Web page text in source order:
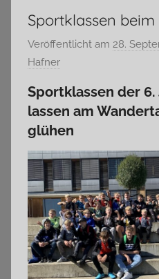
Sportklassen
Veröffentlicht am 28.
Hafner
Sportklassen der
lassen am
glühen